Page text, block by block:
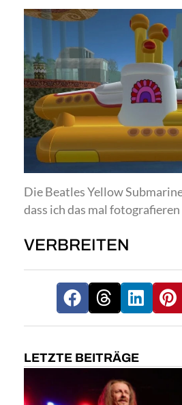
Die Beatles Yellow
dass ich das mal
VERBREITEN
LETZTE BEITRÄGE